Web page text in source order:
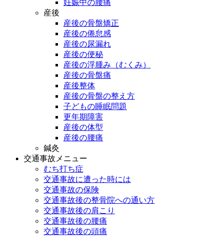
妊娠中の腰痛
産後
産後の骨盤矯正
産後の倦怠感
産後の尿漏れ
産後の便秘
産後の浮腫み（むくみ）
産後の骨盤痛
産後整体
産後の骨盤の整え方
子どもの睡眠問題
更年期障害
産後の体型
産後の腰痛
鍼灸
交通事故メニュー
むち打ち症
交通事故に遭った時には
交通事故の保険
交通事故後の整骨院への通い方
交通事故後の肩こり
交通事故後の腰痛
交通事故後の頭痛